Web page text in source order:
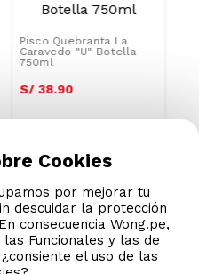
Caravedo "U" Botella
750ml
S/ 38 90
Cookies
por mejorar tu
descuidar la protección
consecuencia Wong.pe,
Funcionales y las de
el uso de las